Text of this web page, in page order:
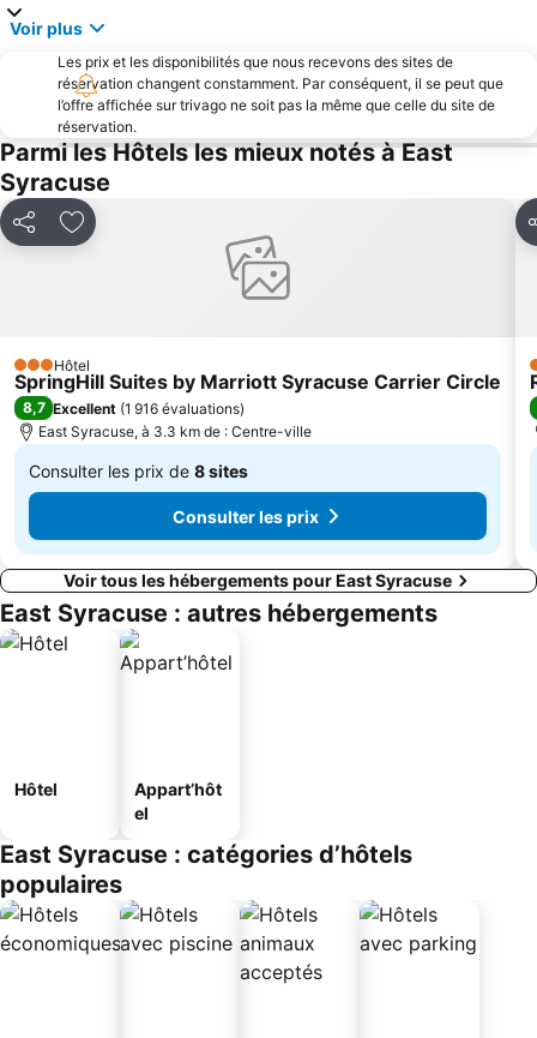
Voir plus
Les prix et les disponibilités que nous recevons des sites de
réservation changent constamment. Par conséquent, il se peut que
l’offre affichée sur trivago ne soit pas la même que celle du site de
réservation.
Parmi les Hôtels les mieux notés à East
Syracuse
PartagerAjouter à mes favoris
3 Étoiles
Hôtel
SpringHill Suites by Marriott Syracuse Carrier Circle
8,7 Excellent (1 916 évaluations)
East Syracuse, à 3.3 km de : Centre-ville
Consulter les prix de 8 sites
De
136 € Consulter les prix
Voir tous les hébergements pour East Syracuse
East Syracuse : autres hébergements
Hôtel
Appart’hôt
el
East Syracuse : catégories d’hôtels
populaires